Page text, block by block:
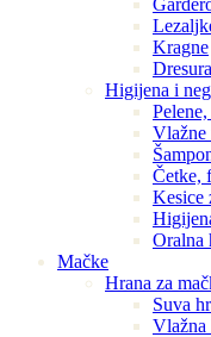
Kragne
Dresura
Higijena i
Vlažne
Četke,
Kesice
Oralna
Mačke
Hrana za
Suva
Vlažna